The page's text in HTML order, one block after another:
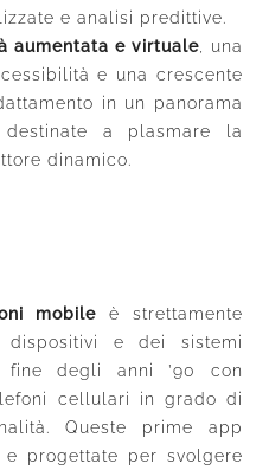
e analisi predittive.
aumentata e virtuale , una
e una crescente
in un panorama
a plasmare la
dinamico.
mobile è strettamente
dispositivi e dei sistemi
degli anni ’90 con
cellulari in grado di
Queste prime app
progettate per svolgere